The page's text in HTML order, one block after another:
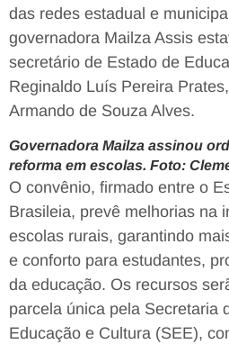
das redes estadual e
governadora Mailza Assis
secretário de Estado de
Reginaldo Luís Pereira
Armando de Souza Alves.
Governadora Mailza assinou
reforma em escolas. Foto:
O convênio, firmado entre o
Brasileia, prevê melhorias na
escolas rurais, garantindo
e conforto para estudantes,
da educação. Os recursos
parcela única pela Secretaria
Educação e Cultura (SEE),